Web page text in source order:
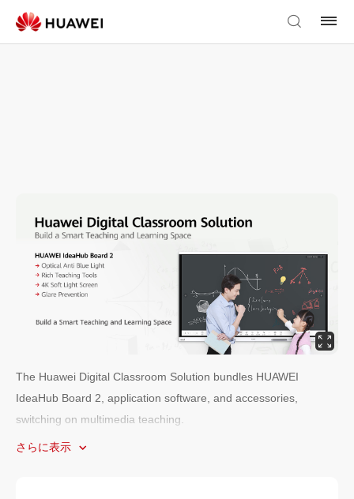
The Huawei Digital Classroom Solution bundles HUAWEI
IdeaHub Board 2, application software, and accessories,
switching on multimedia teaching.
Plus, Huawei works with dedicated education partners to provide
さらに表示